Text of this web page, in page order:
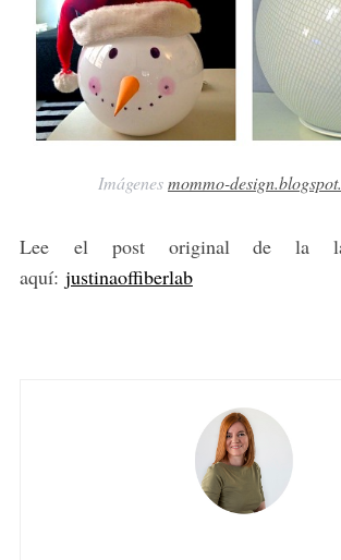
Imágenesmommo-
Lee el post original de la
aquí: justinaoffiberlab